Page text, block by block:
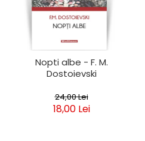
Nopti albe - F. M.
Dostoievski
24,00 Lei
18,00 Lei